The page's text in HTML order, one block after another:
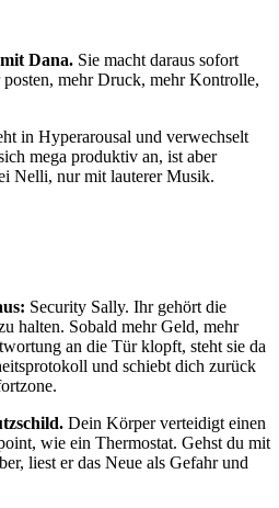
Dana. Sie macht daraus sofort
mehr Druck, mehr Kontrolle,
in Hyperarousal und verwechselt
mega produktiv an, ist aber
Nelli, nur mit lauterer Musik.
Security Sally. Ihr gehört die
halten. Sobald mehr Geld, mehr
an die Tür klopft, steht sie da
und schiebt dich zurück
Dein Körper verteidigt einen
wie ein Thermostat. Gehst du mit
liest er das Neue als Gefahr und